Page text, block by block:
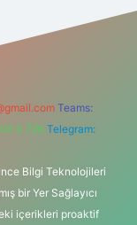
Teams:
0 726 Telegram:
Bilgi Teknolojileri
bir Yer Sağlayıcı
içerikleri proaktif